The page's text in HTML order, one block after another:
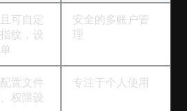
可自定
纹，设
安全的多账户管
理
置文件
权限设
专注于个人使用